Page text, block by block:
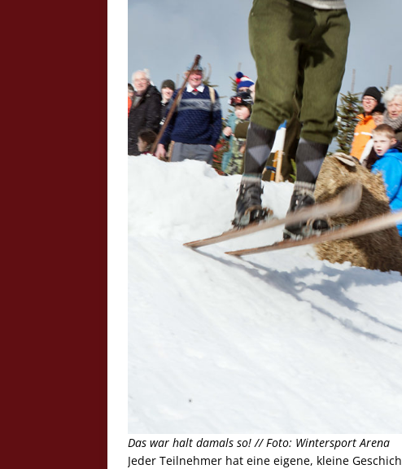
Das war halt damals so! // Foto: Wintersport Arena
Jeder Teilnehmer hat eine eigene, kleine